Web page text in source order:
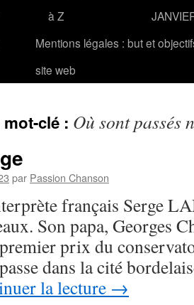
à Z
Mentions légales : but et
site web
clé : Où sont passés
par Passion Chanson
français Serge
Son papa, Georges
prix du
dans la cité
la lecture →